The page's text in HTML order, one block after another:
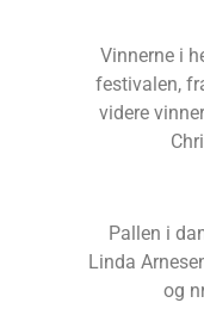
Vinnerne i
festivalen,
videre
Pallen i
Linda
og